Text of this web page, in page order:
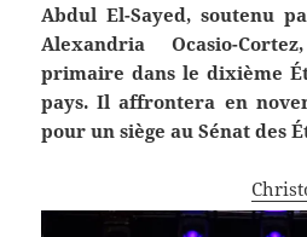
Abdul El-Sayed, soutenu
Alexandria Ocasio-
primaire dans le dixième
pays. Il affrontera en
pour un siège au Sénat des